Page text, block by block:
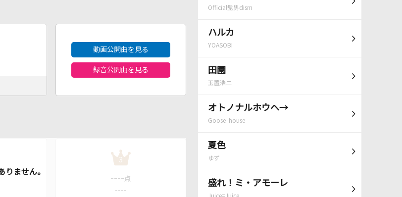
Official髭男dism
ハルカ
YOASOBI
田園
玉置浩二
オトノナルホウヘ→
Goose house
夏色
ゆず
盛れ！ミ・アモーレ
動画公開曲を見る
録音公開曲を見る
3
---- 点
----